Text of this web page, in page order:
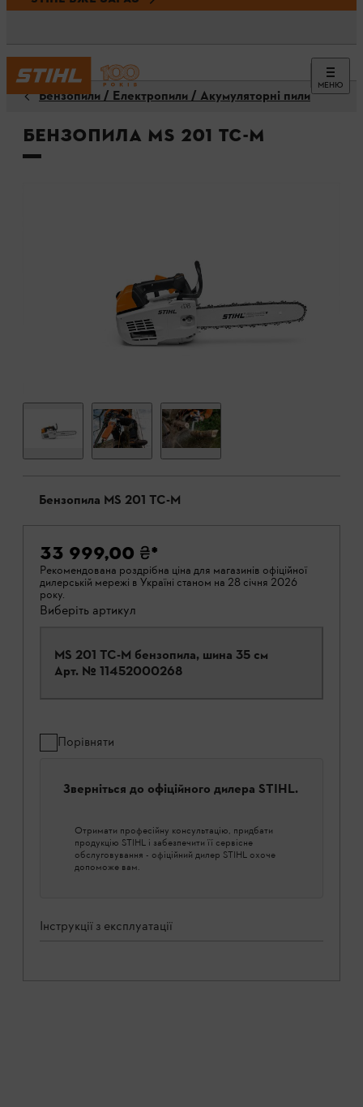
МЕНЮ
Бензопили / Електропили / Акумуляторні пили
Бензопила MS 201 TC-M
Бензопила MS 201 TC-M
33 999,00 ₴*
Рекомендована роздрібна ціна для магазинів офіційної
дилерській мережі в Україні станом на 28 січня 2026
року.
Виберіть артикул
MS 201 TC-M бензопила, шина 35 см
Арт. № 11452000268
Порівняти
Зверніться до офіційного дилера STIHL.
Отримати професійну консультацію, придбати
продукцію STIHL і забезпечити її сервісне
обслуговування - офіційний дилер STIHL охоче
допоможе вам.
Інструкції з експлуатації